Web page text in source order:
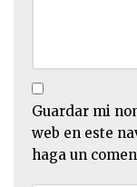
Guardar mi
web en este
haga un